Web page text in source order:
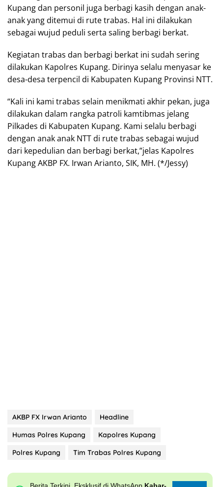
Kupang dan personil juga berbagi kasih dengan anak-
anak yang ditemui di rute trabas. Hal ini dilakukan
sebagai wujud peduli serta saling berbagi berkat.
Kegiatan trabas dan berbagi berkat ini sudah sering
dilakukan Kapolres Kupang. Dirinya selalu menyasar ke
desa-desa terpencil di Kabupaten Kupang Provinsi NTT.
“Kali ini kami trabas selain menikmati akhir pekan, juga
dilakukan dalam rangka patroli kamtibmas jelang
Pilkades di Kabupaten Kupang. Kami selalu berbagi
dengan anak anak NTT di rute trabas sebagai wujud
dari kepedulian dan berbagi berkat,”jelas Kapolres
Kupang AKBP FX. Irwan Arianto, SIK, MH. (*/Jessy)
AKBP FX Irwan Arianto
Headline
Humas Polres Kupang
Kapolres Kupang
Polres Kupang
Tim Trabas Polres Kupang